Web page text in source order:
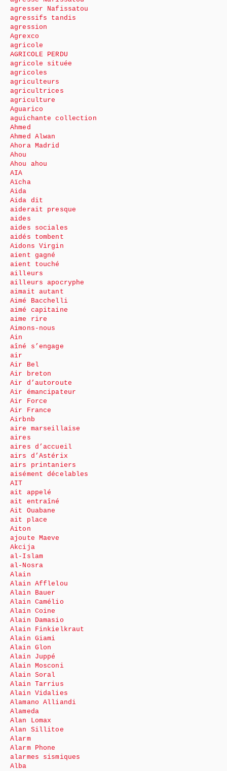
agresser Nafissatou
agressifs tandis
agression
Agrexco
agricole
AGRICOLE PERDU
agricole située
agricoles
agriculteurs
agricultrices
agriculture
Aguarico
aguichante collection
Ahmed
Ahmed Alwan
Ahora Madrid
Ahou
Ahou ahou
AIA
Aïcha
Aida
Aida dit
aiderait presque
aides
aides sociales
aidés tombent
Aidons Virgin
aient gagné
aient touché
ailleurs
ailleurs apocryphe
aimait autant
Aimé Bacchelli
aimé capitaine
aime rire
Aimons-nous
Ain
aîné s’engage
air
Air Bel
Air breton
Air d’autoroute
Air émancipateur
Air Force
Air France
Airbnb
aire marseillaise
aires
aires d’accueil
airs d’Astérix
airs printaniers
aisément décelables
AIT
ait appelé
ait entraîné
Ait Ouabane
ait place
Aiton
ajoute Maeve
Akcija
al-Islam
al-Nosra
Alain
Alain Afflelou
Alain Bauer
Alain Camélio
Alain Coine
Alain Damasio
Alain Finkielkraut
Alain Giami
Alain Glon
Alain Juppé
Alain Mosconi
Alain Soral
Alain Tarrius
Alain Vidalies
Alamano Alliandi
Alameda
Alan Lomax
Alan Sillitoe
Alarm
Alarm Phone
alarmes sismiques
Alba